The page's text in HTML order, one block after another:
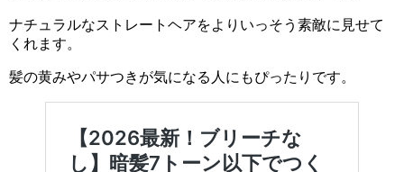
ナチュラルなストレートヘアをよりいっそう素敵に見せて
くれます。
髪の黄みやパサつきが気になる人にもぴったりです。